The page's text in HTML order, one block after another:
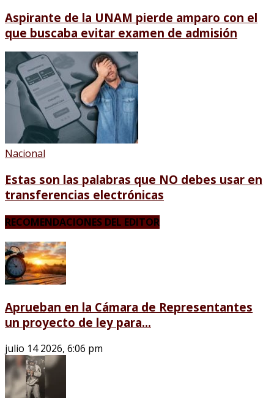
Aspirante de la UNAM pierde amparo con el
que buscaba evitar examen de admisión
Nacional
Estas son las palabras que NO debes usar en
transferencias electrónicas
RECOMENDACIONES DEL EDITOR
Aprueban en la Cámara de Representantes
un proyecto de ley para...
julio 14 2026, 6:06 pm